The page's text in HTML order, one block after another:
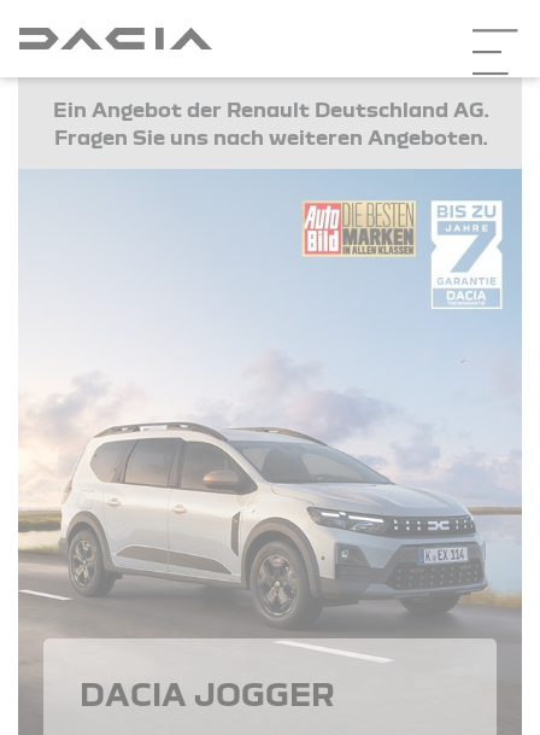
Ein Angebot der Renault Deutschland AG.
Fragen Sie uns nach weiteren Angeboten.
DACIA JOGGER